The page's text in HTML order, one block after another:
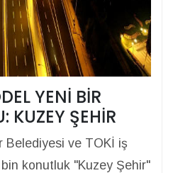
YENİ BİR
KUZEY ŞEHİR
Belediyesi ve TOKİ iş
konutluk "Kuzey Şehir"